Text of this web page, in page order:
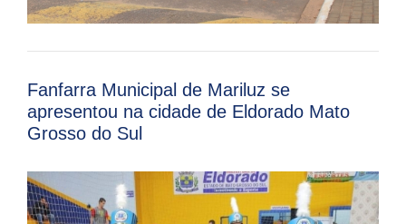
Fanfarra Municipal de Mariluz se
apresentou na cidade de Eldorado Mato
Grosso do Sul